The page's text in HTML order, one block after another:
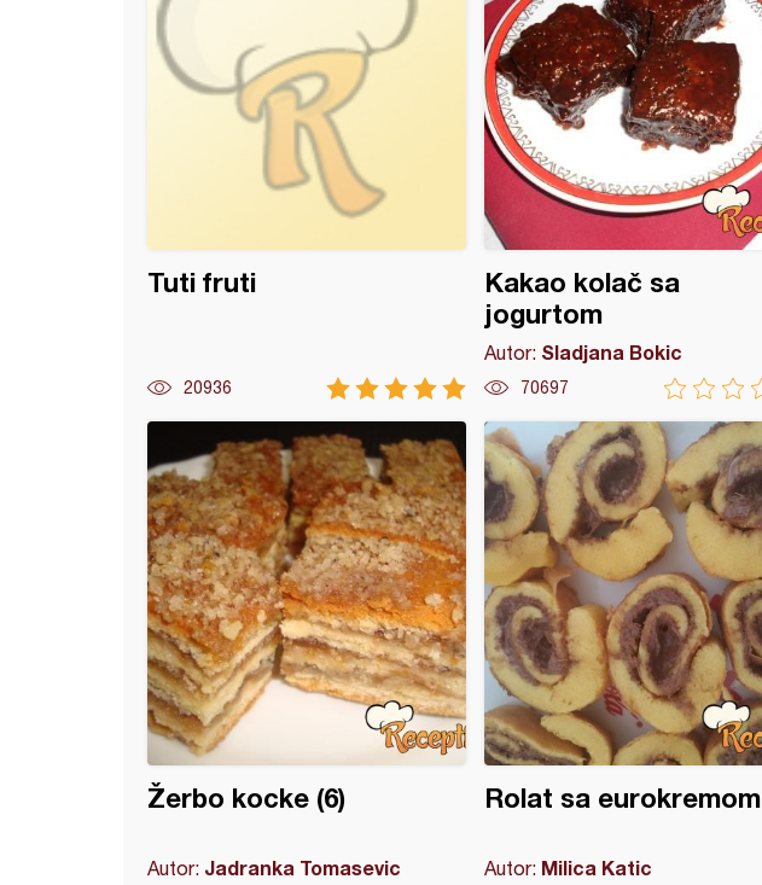
Tuti fruti
20936
Kakao kolač sa
jogurtom
Autor: Sladjana Bokic
70697
Žerbo kocke (6)
Autor: Jadranka Tomasevic
Rolat sa eurokremom
Autor: Milica Katic
sa pomorandžom